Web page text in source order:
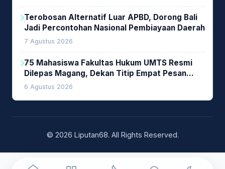
Terobosan Alternatif Luar APBD, Dorong Bali
Jadi Percontohan Nasional Pembiayaan Daerah
7 Agustus 2026
75 Mahasiswa Fakultas Hukum UMTS Resmi
Dilepas Magang, Dekan Titip Empat Pesan
Penting
6 Agustus 2026
© 2026 Liputan68. All Rights Reserved.